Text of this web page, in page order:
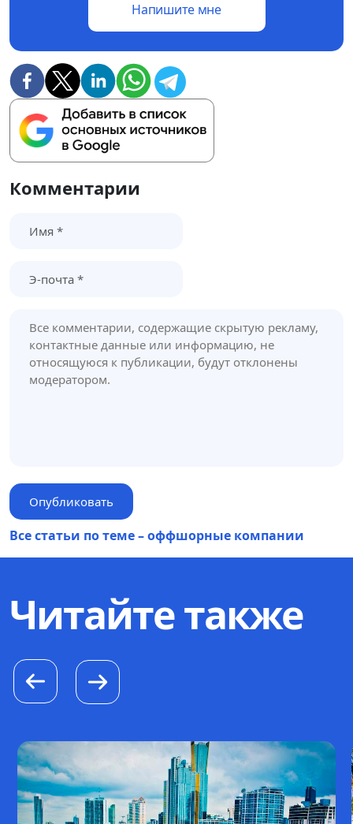
Напишите мне
Комментарии
Все статьи по теме – оффшорные компании
Читайте также